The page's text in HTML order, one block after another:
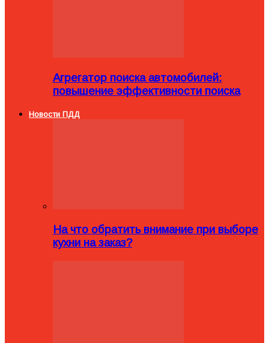
Агрегатор поиска автомобилей:
повышение эффективности поиска
Новости ПДД
На что обратить внимание при выборе
кухни на заказ?